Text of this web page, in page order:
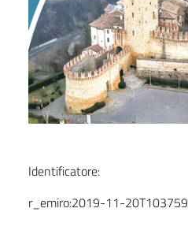
Identificatore:
r_emiro:2019-11-20T103759